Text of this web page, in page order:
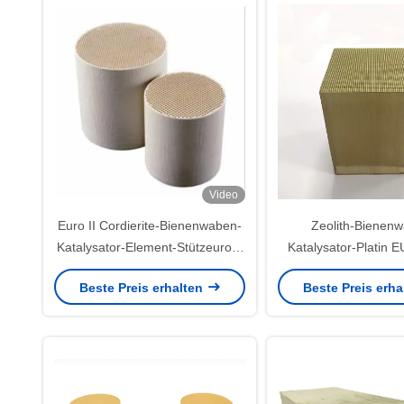
Video
Euro II Cordierite-Bienenwaben-
Katalysator-Element-Stützeuro 2
6 Benzin-Fahrzeuge
Beste Preis erhalten
Zeolith-
Katalysator-Platin
Denox Doc.
POC ASC
Beste Preis